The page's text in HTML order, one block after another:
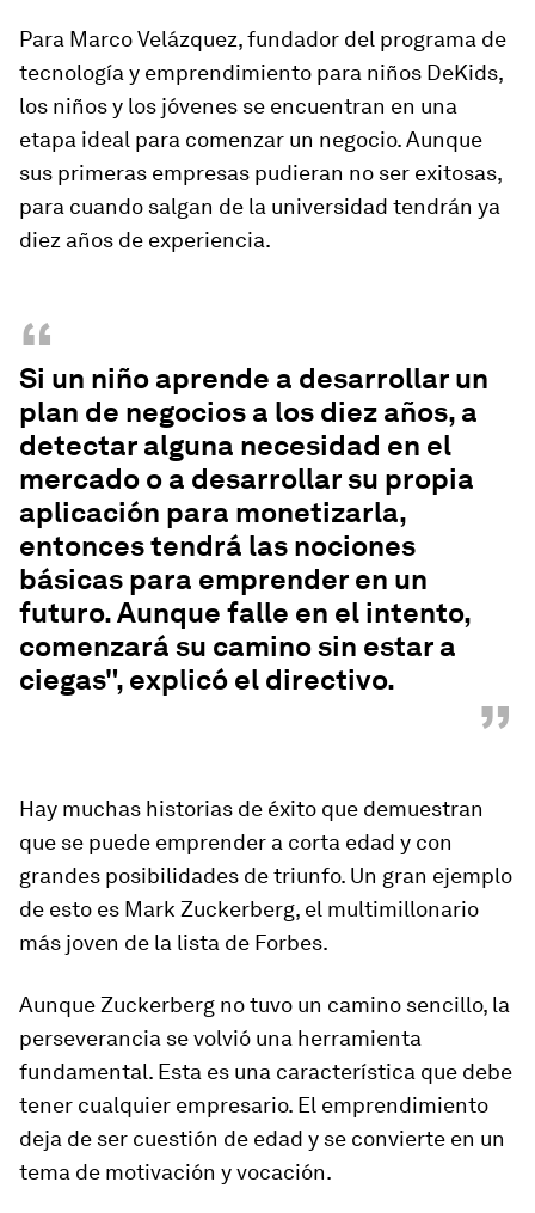
Para Marco Velázquez, fundador del programa de
tecnología y emprendimiento para niños DeKids,
los niños y los jóvenes se encuentran en una
etapa ideal para comenzar un negocio. Aunque
sus primeras empresas pudieran no ser exitosas,
para cuando salgan de la universidad tendrán ya
diez años de experiencia.
“
Si un niño aprende a desarrollar un
plan de negocios a los diez años, a
detectar alguna necesidad en el
mercado o a desarrollar su propia
aplicación para monetizarla,
entonces tendrá las nociones
básicas para emprender en un
futuro. Aunque falle en el intento,
comenzará su camino sin estar a
ciegas", explicó el directivo.
”
Hay muchas historias de éxito que demuestran
que se puede emprender a corta edad y con
grandes posibilidades de triunfo. Un gran ejemplo
de esto es Mark Zuckerberg, el multimillonario
más joven de la lista de Forbes.
Aunque Zuckerberg no tuvo un camino sencillo, la
perseverancia se volvió una herramienta
fundamental. Esta es una característica que debe
tener cualquier empresario. El emprendimiento
deja de ser cuestión de edad y se convierte en un
tema de motivación y vocación.